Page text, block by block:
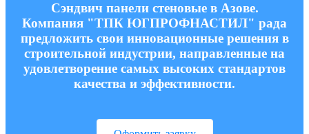
Сэндвич панели стеновые в Азове.
Компания "ТПК ЮГПРОФНАСТИЛ" рада
предложить свои инновационные решения в
строительной индустрии, направленные на
удовлетворение самых высоких стандартов
качества и эффективности.